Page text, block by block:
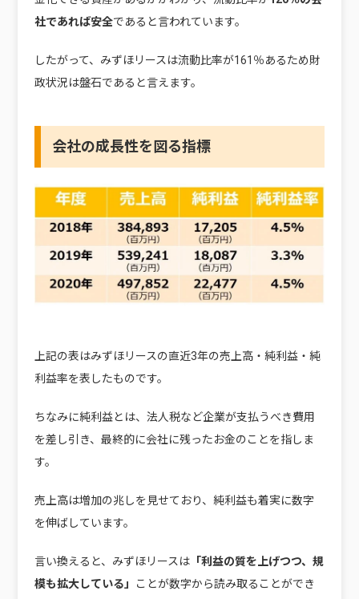
社であれば安全であると言われています。
したがって、みずほリースは流動比率が161％あるため財
政状況は盤石であると言えます。
会社の成長性を図る指標
上記の表はみずほリースの直近3年の売上高・純利益・純
利益率を表したものです。
ちなみに純利益とは、法人税など企業が支払うべき費用
を差し引き、最終的に会社に残ったお金のことを指しま
す。
売上高は増加の兆しを見せており、純利益も着実に数字
を伸ばしています。
言い換えると、みずほリースは「利益の質を上げつつ、規
模も拡大している」
ことが数字から読み取ることができ